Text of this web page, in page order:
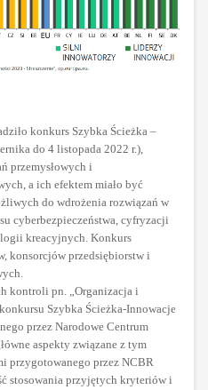
konkurs Szybka Ścieżka –
do 4 listopada 2022 r.),
przemysłowych i
a ich efektem miało być
do wdrożenia rozwiązań w
cyberbezpieczeństwa, cyfryzacji
kreacyjnych. Konkurs
konsorcjów przedsiębiorstw i
kontroli pn. „Organizacja i
Szybka Ścieżka-Innowacje
przez Narodowe Centrum
aspekty związane z tym
przygotowanego przez NCBR
stosowania przyjętych kryteriów i